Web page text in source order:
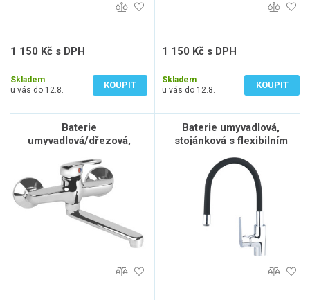
1 150 Kč s DPH
Skladem
u vás do 12.8.
KOUPIT
1 150 Kč s DPH
Skladem
u vás do 12.8.
KOUPIT
Baterie
umyvadlová/dřezová,
Baterie umyvadlová,
stojánková s flexibilním